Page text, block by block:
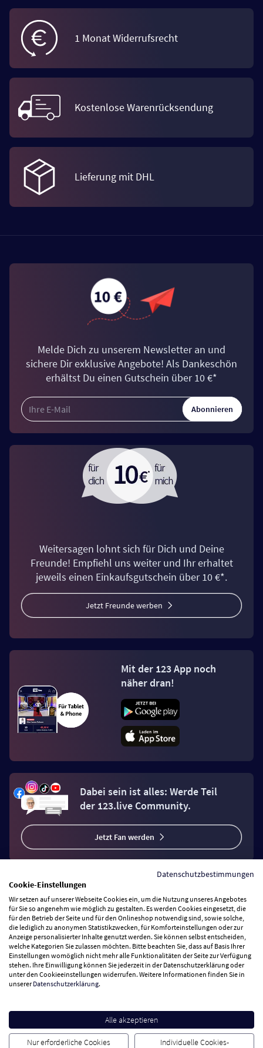
1 Monat Widerrufsrecht
Kostenlose Warenrücksendung
Lieferung mit DHL
Melde Dich zu unserem Newsletter an und
sichere Dir exklusive Angebote! Als Dankeschön
erhältst Du einen Gutschein über 10 €*
Abonnieren
Weitersagen lohnt sich für Dich und Deine
Freunde! Empfiehl uns weiter und Ihr erhaltet
jeweils einen Einkaufsgutschein über 10 €*.
Jetzt Freunde werben
Mit der 123 App noch
näher dran!
Dabei sein ist alles: Werde Teil
der 123.live Community.
Jetzt Fan werden
Vertrag widerrufen
Zahlungsarten
Wir versenden mit
Besuchen Sie uns
Datenschutzbestimmungen
Cookie-Einstellungen
Wir setzen auf unserer Webseite Cookies ein, um die Nutzung unseres Angebotes
für Sie so angenehm wie möglich zu gestalten. Es werden Cookies eingesetzt, die
für den Betrieb der Seite und für den Onlineshop notwendig sind, sowie solche,
die lediglich zu anonymen Statistikzwecken, für Komforteinstellungen oder zur
Anzeige personalisierter Inhalte genutzt werden. Sie können selbst entscheiden,
welche Kategorien Sie zulassen möchten. Bitte beachten Sie, dass auf Basis Ihrer
Einstellungen womöglich nicht mehr alle Funktionalitäten der Seite zur Verfügung
stehen. Ihre Einwilligung können Sie jederzeit in der Datenschutzerklärung oder
unter den Cookieeinstellungen widerrufen. Weitere Informationen finden Sie in
unsererDatenschutzerklärung.
Alle akzeptieren
Nur erforderliche Cookies Individuelle Cookies-